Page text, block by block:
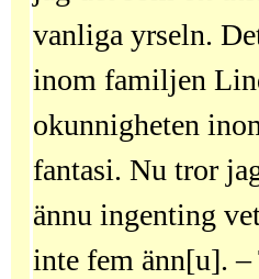
vanliga yrseln.
inom familjen
okunnigheten
fantasi. Nu tror
ännu ingenting
inte fem änn[u]. –